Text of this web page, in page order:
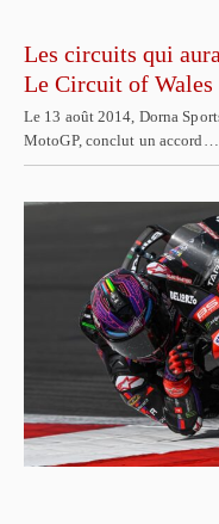
Les circuits qui
Le Circuit of Wales
Le 13 août 2014, Dorna
MotoGP, conclut un accord…